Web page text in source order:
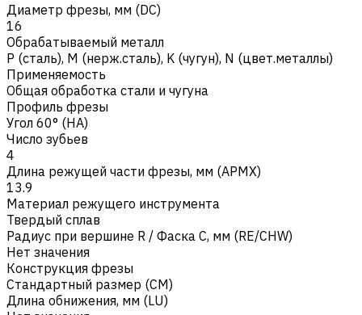
Диаметр фрезы, мм (DC)
16
Обрабатываемый металл
Р (сталь), M (нерж.сталь), K (чугун), N (цвет.металлы)
Применяемость
Общая обработка стали и чугуна
Профиль фрезы
Угол 60° (HA)
Число зубьев
4
Длина режущей части фрезы, мм (APMX)
13.9
Материал режущего инструмента
Твердый сплав
Радиус при вершине R / Фаска C, мм (RE/CHW)
Нет значения
Конструкция фрезы
Стандартный размер (CM)
Длина обнижения, мм (LU)